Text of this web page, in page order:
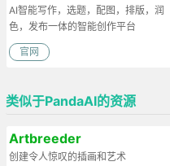
AI智能写作，选题，配图，排版，润
色，发布一体的智能创作平台
官网
类似于PandaAI的资源
Artbreeder
创建令人惊叹的插画和艺术